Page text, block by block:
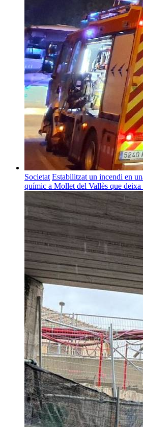
Societat Estabilitzat un incendi en
químic a Mollet del Vallès que deixa